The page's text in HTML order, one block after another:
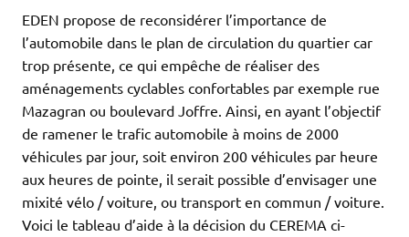
EDEN propose de reconsidérer l’importance de
l’automobile dans le plan de circulation du quartier car
trop présente, ce qui empêche de réaliser des
aménagements cyclables confortables par exemple rue
Mazagran ou boulevard Joffre. Ainsi, en ayant l’objectif
de ramener le trafic automobile à moins de 2000
véhicules par jour, soit environ 200 véhicules par heure
aux heures de pointe, il serait possible d’envisager une
mixité vélo / voiture, ou transport en commun / voiture.
Voici le tableau d’aide à la décision du CEREMA ci-